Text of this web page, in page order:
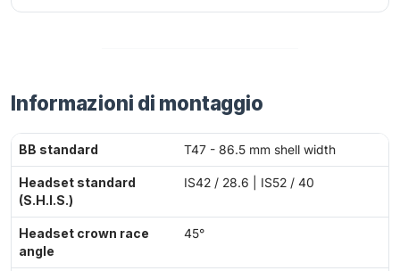
Informazioni di montaggio
BB standard T47 - 86.5 mm shell width
Headset standard
(S.H.I.S.)
IS42 / 28.6 | IS52 / 40
Headset crown race
angle
45°